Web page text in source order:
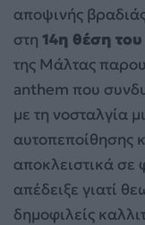
αποψινής
στη 14η θέση του
της Μάλτας
anthem που
με τη νοσταλγία
αυτοπεποίθησης
αποκλειστικά σε
απέδειξε γιατί
δημοφιλείς